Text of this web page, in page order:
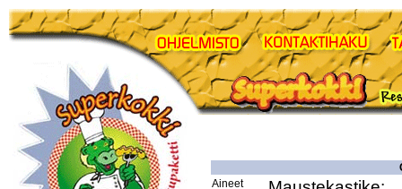
Aineet